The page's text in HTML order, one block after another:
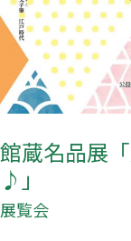
館蔵名品展
♪」
展覧会
♪」